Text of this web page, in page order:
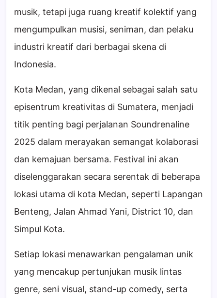
musik, tetapi juga ruang kreatif kolektif yang
mengumpulkan musisi, seniman, dan pelaku
industri kreatif dari berbagai skena di
Indonesia.
Kota Medan, yang dikenal sebagai salah satu
episentrum kreativitas di Sumatera, menjadi
titik penting bagi perjalanan Soundrenaline
2025 dalam merayakan semangat kolaborasi
dan kemajuan bersama. Festival ini akan
diselenggarakan secara serentak di beberapa
lokasi utama di kota Medan, seperti Lapangan
Benteng, Jalan Ahmad Yani, District 10, dan
Simpul Kota.
Setiap lokasi menawarkan pengalaman unik
yang mencakup pertunjukan musik lintas
genre, seni visual, stand-up comedy, serta